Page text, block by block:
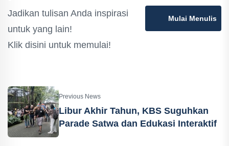
Jadikan tulisan Anda inspirasi
untuk yang lain!
Klik disini untuk memulai!
Mulai Menulis
Previous News
Libur Akhir Tahun, KBS Suguhkan
Parade Satwa dan Edukasi Interaktif